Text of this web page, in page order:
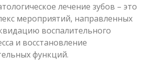
лечение зубов – это
мероприятий, направленных
воспалительного
и восстановление
функций.